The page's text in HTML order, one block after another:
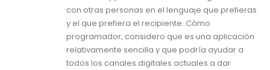
con otras personas en el lenguaje que prefieras
y el que prefiera el recipiente. Cómo
programador, considero que es una aplicación
relativamente sencilla y que podría ayudar a
todos los canales digitales actuales a dar